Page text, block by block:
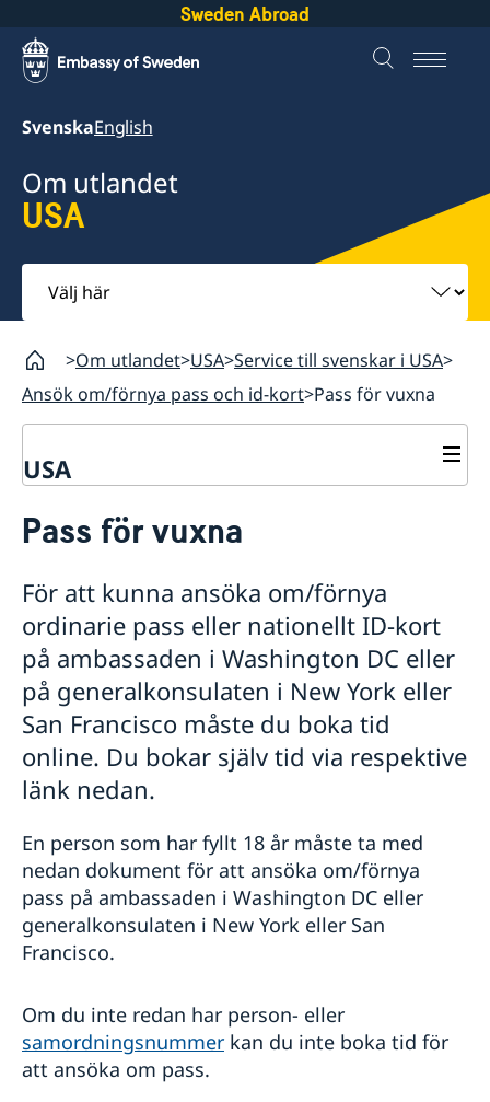
Sweden Abroad
SvenskaEnglish
Om utlandet
USA
Välj
här
Om utlandet USA Service till svenskar i USA
Ansök om/förnya pass och id-kort Pass för vuxna
USA
Service till svenskar i USA
Här kan du förtidsrösta i USA
Ansök om/förnya pass och id-kort
Pass för vuxna
Pass för barn
Provisoriskt pass
Nationellt ID-kort
Hämta pass och nationellt ID-kort
Hur bokar jag av eller ändrar en bokning?
Hjälp kring medborgarskap
utomlands
Återfå svenskt medborgarskap
Dubbelt medborgarskap
Förlust och behållande av svenskt medborgarskap
Måste jag boka tid?
Vigsel i USA
Akut hjälp
Vad kan du få hjälp med?
Juridisk hjälp i utlandet
Reseinformation
Aktuella händelser
Allmänna säkerhetsläget
Råd till resenärer
In- och utresebestämmelser
Pass för vuxna
För att kunna ansöka om/förnya
ordinarie pass eller nationellt ID-kort
på ambassaden i Washington DC eller
på generalkonsulaten i New York eller
San Francisco måste du boka tid
online. Du bokar själv tid via respektive
länk nedan.
En person som har fyllt 18 år måste ta med
nedan dokument för att ansöka om/förnya
pass på ambassaden i Washington DC eller
generalkonsulaten i New York eller San
Francisco.
Om du inte redan har person- eller
samordningsnummer kan du inte boka tid för
att ansöka om pass.